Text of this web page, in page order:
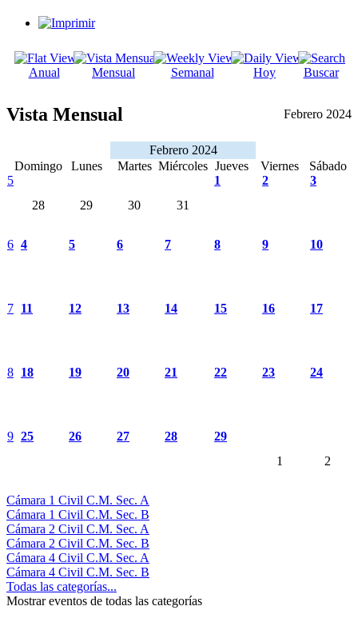
Anual Mensual Semanal Hoy Buscar
Vista Mensual Febrero 2024
Febrero 2024
Domingo
Lunes Martes Miércoles Jueves Viernes
Sábado
5
28
29 30 31
1 2 3
6 4 5 6 7 8 9 10
7 11 12 13 14 15 16 17
8 18 19 20 21 22 23 24
9 25 26 27 28
29
1
2
Cámara 1 Civil C.M. Sec. A
Cámara 1 Civil C.M. Sec. B
Cámara 2 Civil C.M. Sec. A
Cámara 2 Civil C.M. Sec. B
Cámara 4 Civil C.M. Sec. A
Cámara 4 Civil C.M. Sec. B
Todas las categorías...
Mostrar eventos de todas las categorías